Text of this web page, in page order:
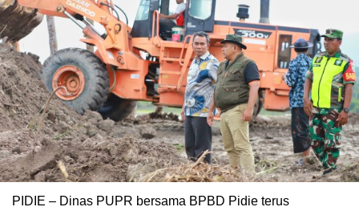
PIDIE – Dinas PUPR bersama BPBD Pidie terus